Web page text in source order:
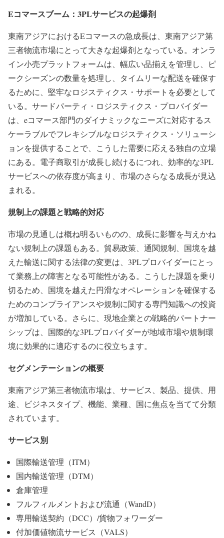
Eコマースブーム：3PLサービスの起爆剤
東南アジアにおけるEコマースの急成長は、東南アジア第
三者物流市場にとって大きな起爆剤となっている。オンラ
イン小売プラットフォームは、幅広い品揃えを管理し、ピ
ークシーズンの数量を処理し、タイムリーな配送を確保す
るために、堅牢なロジスティクス・サポートを必要として
いる。サードパーティ・ロジスティクス・プロバイダー
は、eコマース部門のダイナミックなニーズに対応するス
ケーラブルでフレキシブルなロジスティクス・ソリューシ
ョンを提供することで、こうした需要に応える独自の立場
にある。電子商取引が成長し続けるにつれ、効率的な3PL
サービスへの依存度が高まり、市場のさらなる成長が見込
まれる。
規制上の課題と戦略的対応
市場の見通しは概ね明るいものの、成長に影響を与えかね
ない規制上の課題もある。貿易政策、通関規制、国境を越
えた輸送に関する法律の変更は、3PLプロバイダーにとっ
て業務上の障害となる可能性がある。こうした課題を乗り
切るため、国境を越えた円滑なオペレーションを確保する
ためのコンプライアンスや規制に関する専門知識への投資
が増加している。さらに、現地企業との戦略的パートナー
シップは、国際的な3PLプロバイダーが地域市場や規制環
境に効果的に適応するのに役立ちます。
セグメンテーションの概要
東南アジア第三者物流市場は、サービス、製品、提供、用
途、ビジネスタイプ、機能、業種、国に焦点を当てて分類
されています。
サービス別
国際輸送管理（ITM）
国内輸送管理（DTM）
倉庫管理
フルフィルメントおよび流通（WandD）
専用輸送契約（DCC）/貨物フォワーダー
付加価値物流サービス（VALS）